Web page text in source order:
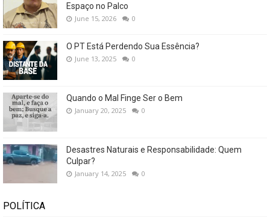
Espaço no Palco
June 15, 2026 0
O PT Está Perdendo Sua Essência?
June 13, 2025 0
Quando o Mal Finge Ser o Bem
January 20, 2025 0
Desastres Naturais e Responsabilidade: Quem
Culpar?
January 14, 2025 0
POLÍTICA